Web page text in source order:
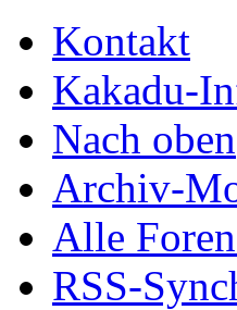
Kontakt
Kakadu-
Nach oben
Archiv-
Alle
RSS-